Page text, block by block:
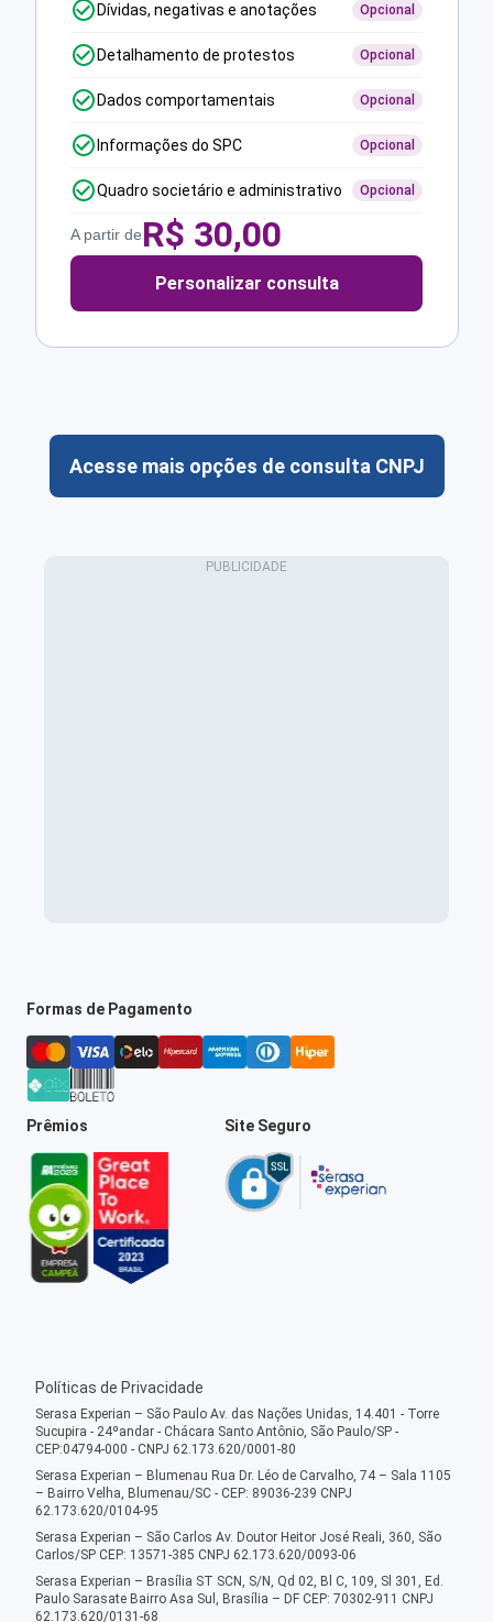
Dívidas, negativas e anotações Opcional
Detalhamento de protestos Opcional
Dados comportamentais Opcional
Informações do SPC Opcional
Quadro societário e administrativo Opcional
A partir deR$ 30,00
Personalizar consulta
Acesse mais opções de consulta CNPJ
Formas de Pagamento
Prêmios Site Seguro
Políticas de Privacidade
Serasa Experian – São Paulo Av. das Nações Unidas, 14.401 - Torre
Sucupira - 24ºandar - Chácara Santo Antônio, São Paulo/SP -
CEP:04794-000 - CNPJ 62.173.620/0001-80
Serasa Experian – Blumenau Rua Dr. Léo de Carvalho, 74 – Sala 1105
– Bairro Velha, Blumenau/SC - CEP: 89036-239 CNPJ
62.173.620/0104-95
Serasa Experian – São Carlos Av. Doutor Heitor José Reali, 360, São
Carlos/SP CEP: 13571-385 CNPJ 62.173.620/0093-06
Serasa Experian – Brasília ST SCN, S/N, Qd 02, Bl C, 109, Sl 301, Ed.
Paulo Sarasate Bairro Asa Sul, Brasília – DF CEP: 70302-911 CNPJ
62.173.620/0131-68